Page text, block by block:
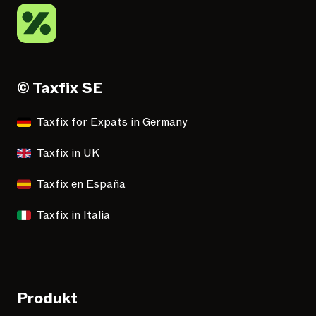
© Taxfix SE
Taxfix for Expats in Germany
Taxfix in UK
Taxfix en España
Taxfix in Italia
Produkt